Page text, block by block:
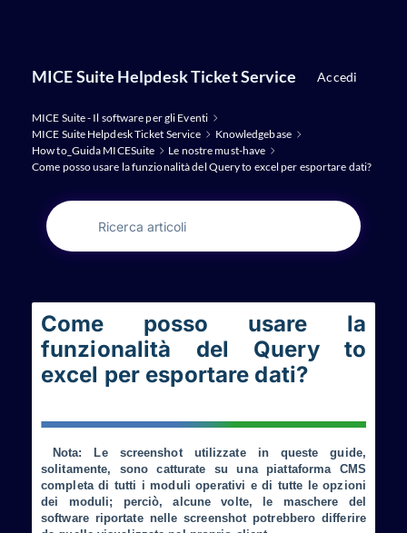
principaleMICE Suite Helpdesk Ticket Service Accedi
MICE Suite - Il software per gli Eventi
MICE Suite Helpdesk Ticket Service
Knowledgebase
How to_Guida MICESuite
Le nostre must-have
Come posso usare la funzionalità del Query to excel per esportare dati?
Come posso usare la
funzionalità del Query to
excel per esportare dati?
Nota: Le screenshot utilizzate in queste guide,
solitamente, sono catturate su una piattaforma CMS
completa di tutti i moduli operativi e di tutte le opzioni
dei moduli; perciò, alcune volte, le maschere del
software riportate nelle screenshot potrebbero differire